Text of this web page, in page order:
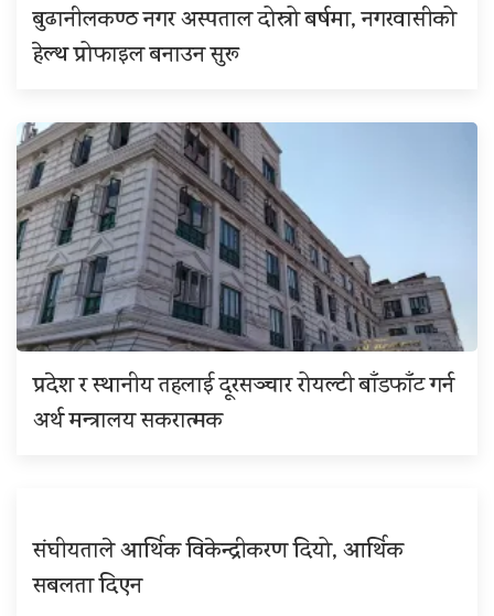
बुढानीलकण्ठ नगर अस्पताल दोस्रो बर्षमा, नगरवासीको
हेल्थ प्रोफाइल बनाउन सुरू
प्रदेश र स्थानीय तहलाई दूरसञ्चार रोयल्टी बाँडफाँट गर्न
अर्थ मन्त्रालय सकरात्मक
संघीयताले आर्थिक विकेन्द्रीकरण दियो, आर्थिक
सबलता दिएन